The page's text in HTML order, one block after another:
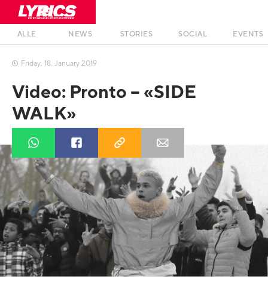
ALLE NEWS STORIES SOCIAL EVENTS
 Friday, 18. January 2019
Video: Pronto – «SIDE
WALK»